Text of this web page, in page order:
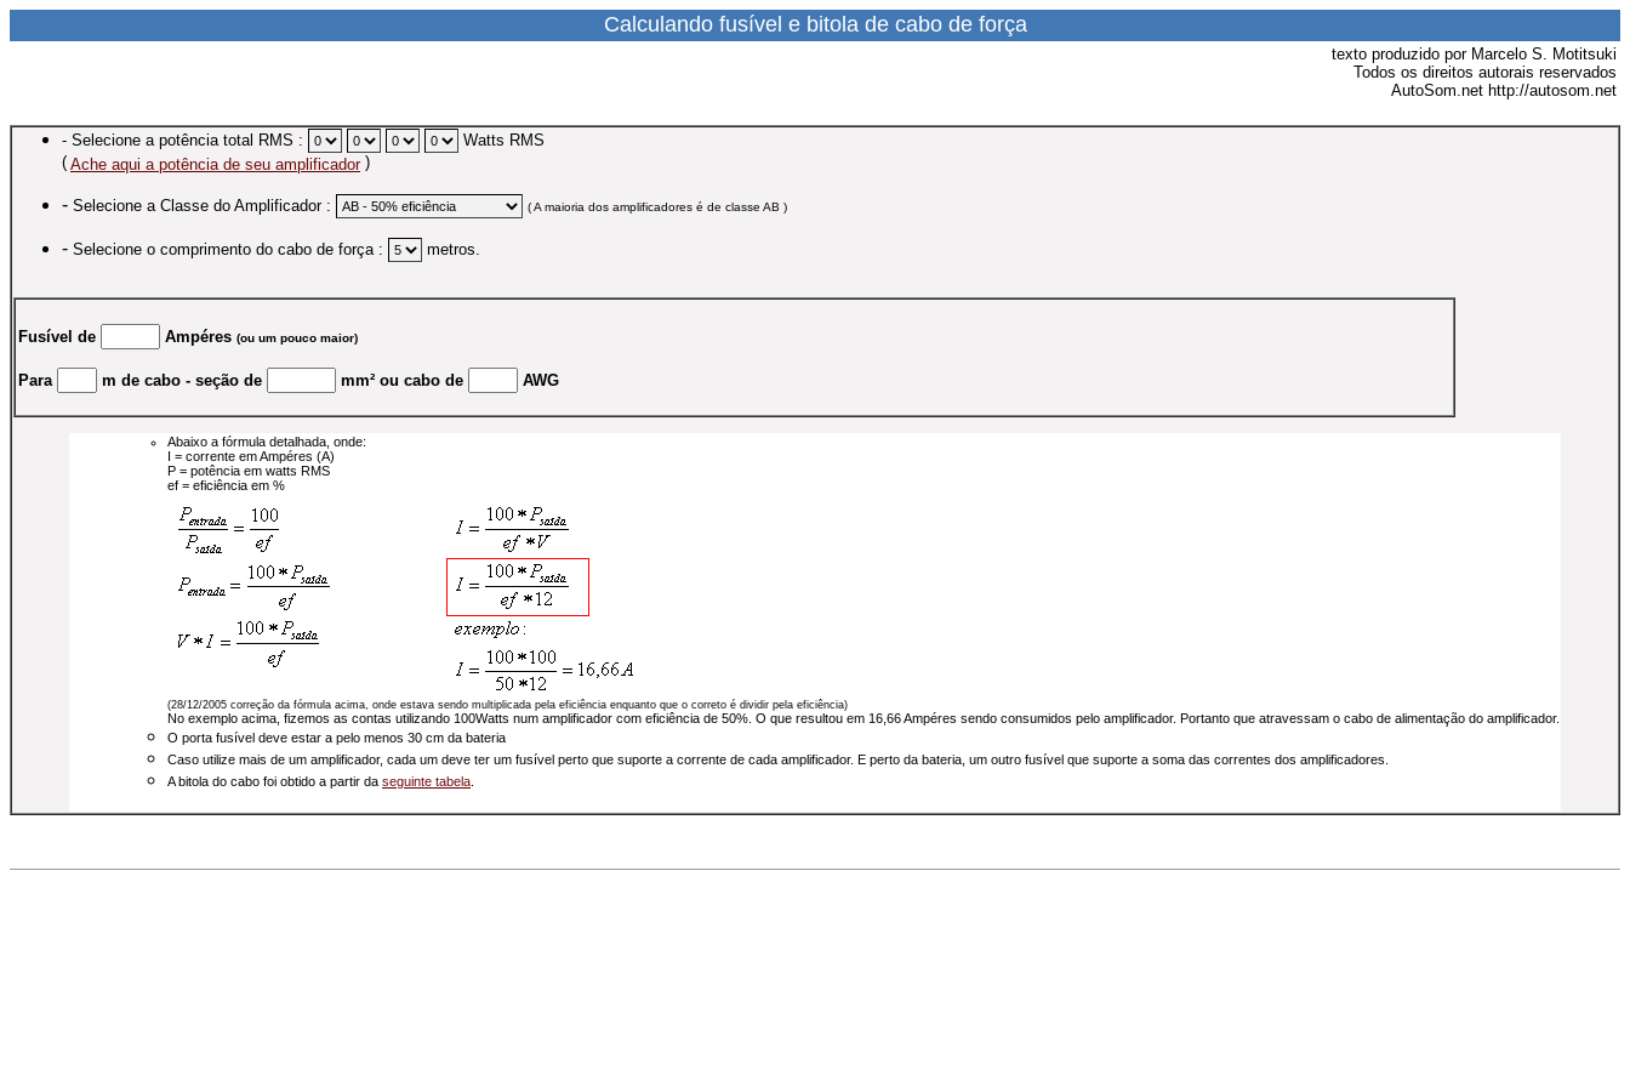
Calculando fusível e bitola de cabo de força
texto produzido por Marcelo S. Motitsuki
Todos os direitos autorais reservados
AutoSom.net http://autosom.net
- Selecione a potência total RMS : Watts RMS
( Ache aqui a potência de seu amplificador)
- Selecione a Classe do Amplificador : ( A maioria dos amplificadores é de classe AB )
- Selecione o comprimento do cabo de força : metros.
Fusível de Ampéres (ou um pouco maior)
Para m de cabo - seção de mm² ou cabo de AWG
Abaixo a fórmula detalhada, onde:
I = corrente em Ampéres (A)
P = potência em watts RMS
ef = eficiência em %
(28/12/2005 correção da fórmula acima, onde estava sendo multiplicada pela eficiência enquanto que o correto é dividir pela eficiência)
No exemplo acima, fizemos as contas utilizando 100Watts num amplificador com eficiência de 50%. O que resultou em 16,66 Ampéres sendo consumidos pelo amplificador. Portanto que atravessam o cabo de alimentação do amplificador.
O porta fusível deve estar a pelo menos 30 cm da bateria
Caso utilize mais de um amplificador, cada um deve ter um fusível perto que suporte a corrente de cada amplificador. E perto da bateria, um outro fusível que suporte a soma das correntes dos amplificadores.
A bitola do cabo foi obtido a partir da seguinte tabela